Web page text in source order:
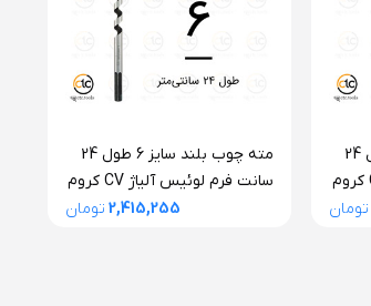
مته چوب بلند سایز 8 طول 24
سانت فرم لوئیس آلیاژ CV کروم
تومان
مته چوب بلند سایز 6 طول 24
سانت فرم لوئیس آلیاژ CV کروم
وانادیوم آلپن اتریش
2,415,255 تومان